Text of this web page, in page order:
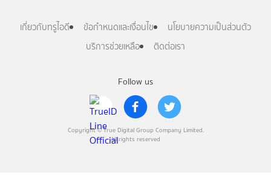
Follow us
Copyright © True Digital Group Company Limited.
All rights reserved
เกี่ยวกับทรูไอดี ข้อกำหนดและเงื่อนไข
นโยบายความเป็นส่วนตัว
บริการช่วยเหลือ
ติดต่อเรา